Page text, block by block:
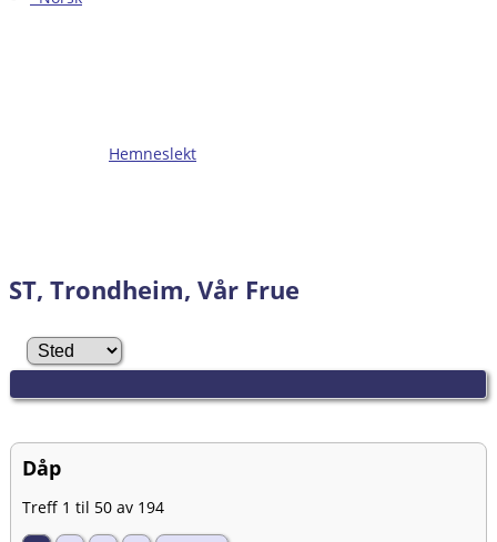
Hemneslekt
ST, Trondheim, Vår Frue
Dåp
Treff 1 til 50 av 194